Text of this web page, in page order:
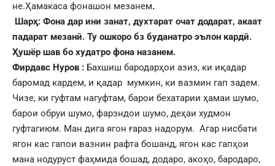
не.Ҳамакаса фонашон мезанем.
Шарҳ: Фона дар ини занат, духтарат очат додарат, акаат
падарат мезанӣ. Ту ошкоро бз буданатро эълон кардӣ.
Ҳушёр шав бо худатро фона назанем.
Фирдавс Нуров : Бахшиш бародарҳои азиз, ки иқадар
баромад кардем, и қадар мумкин, ки вазмин гап задем.
Чизе, ки гуфтам нагуфтам, барои бехатарии ҳамаи шумо,
барои обруи шумо, фарзндои шумо, деҳаи худмон
гуфтагиюм. Ман дига ягон ғараз надорум. Агар нисбати
ягон кас гапои вазнин рафта бошанд, ягон кас гапҳои
мана нодуруст фаҳмида бошад, додаро, акоҳо, бародаро,